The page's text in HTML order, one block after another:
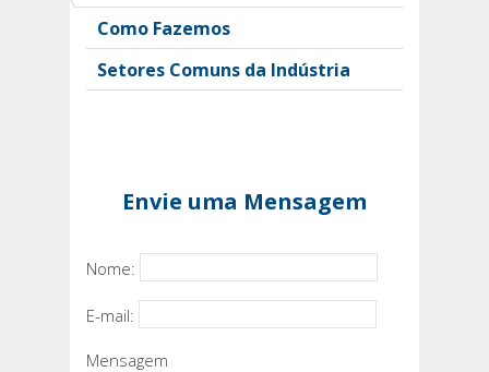
Como Fazemos
Setores Comuns da Indústria
Envie uma Mensagem
Nome:
E-mail:
Mensagem